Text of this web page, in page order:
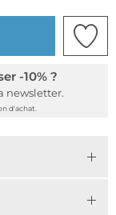
-10% ?
newsletter.
d'achat.